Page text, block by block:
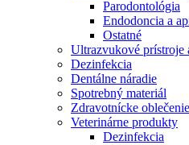
Parodontológia
Endodoncia a
Ostatné
Ultrazvukové prístroje
Dezinfekcia
Dentálne náradie
Spotrebný materiál
Zdravotnícke oblečenie
Veterinárne produkty
Dezinfekcia